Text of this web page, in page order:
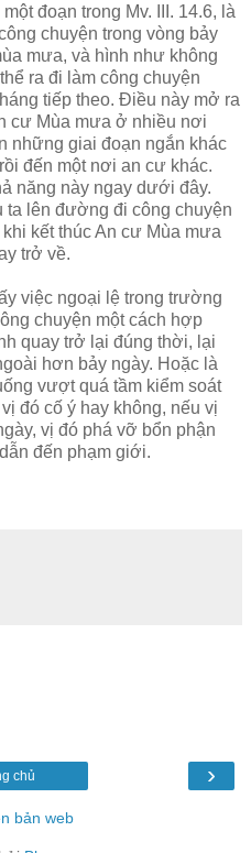
đoạn trong Mv. III. 14.6, là
chuyện trong vòng bảy
mưa, và hình như không
ra đi làm công chuyện
tiếp theo. Điều này mở ra
cư Mùa mưa ở nhiều nơi
những giai đoạn ngắn khác
đến một nơi an cư khác.
năng này ngay dưới đây.
ta lên đường đi công chuyện
kết thúc An cư Mùa mưa
trở về.
việc ngoại lệ trong trường
chuyện một cách hợp
quay trở lại đúng thời, lại
hơn bảy ngày. Hoặc là
vượt quá tầm kiểm soát
đó cố ý hay không, nếu vị
vị đó phá vỡ bổn phận
đến phạm giới.
›
chủ
bản web